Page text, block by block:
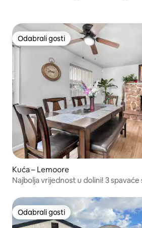
Odabrali gosti
Odabrali gosti
Kuća – Lemoore
Najbolja vrijednost u dolini! 3 spavaće sobe 2 kupaonice
Odabrali gosti
Odabrali gosti